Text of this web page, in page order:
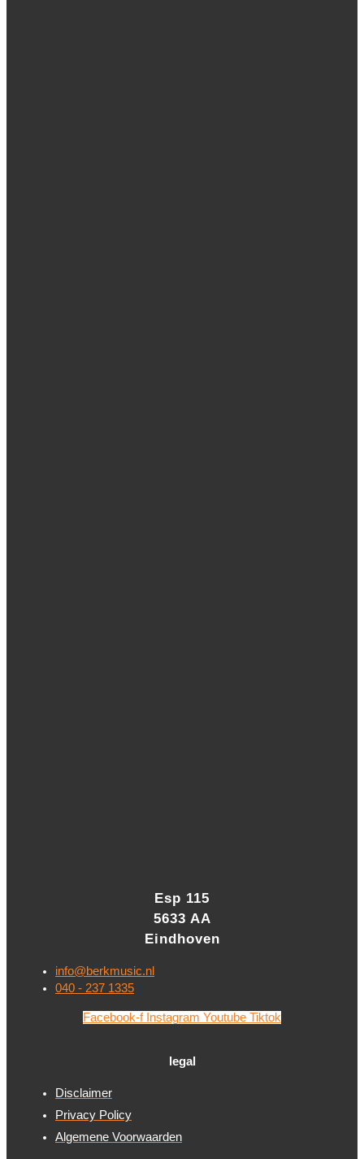
Esp 115
5633 AA
Eindhoven
info@berkmusic.nl
040 - 237 1335
Facebook-f Instagram Youtube Tiktok
legal
Disclaimer
Privacy Policy
Algemene Voorwaarden